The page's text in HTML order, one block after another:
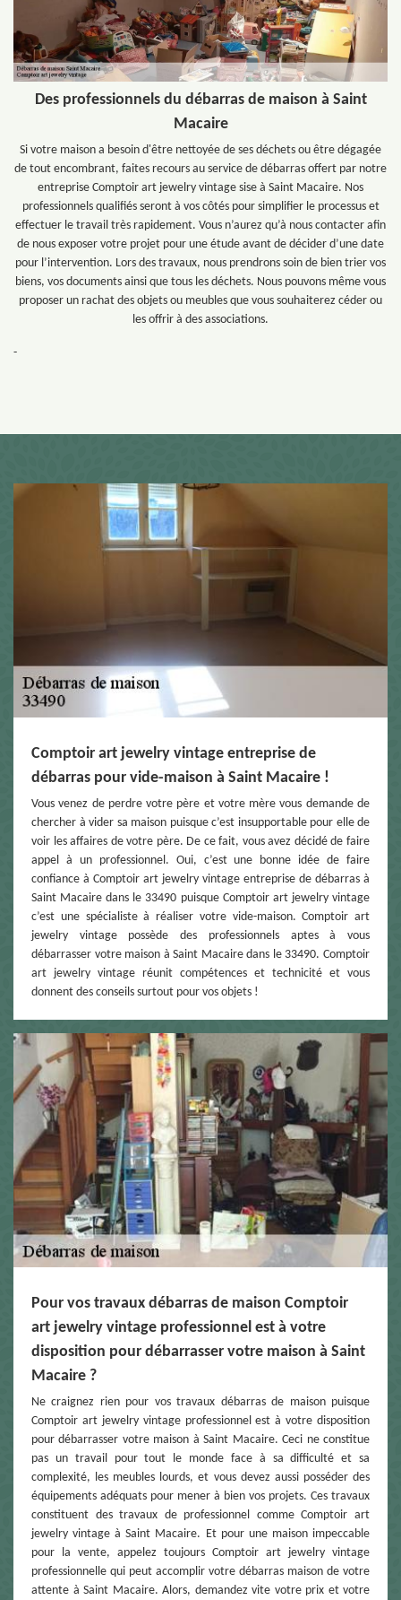
Des professionnels du débarras de maison à Saint
Macaire
Si votre maison a besoin d'être nettoyée de ses déchets ou être dégagée
de tout encombrant, faites recours au service de débarras offert par notre
entreprise Comptoir art jewelry vintage sise à Saint Macaire. Nos
professionnels qualifiés seront à vos côtés pour simplifier le processus et
effectuer le travail très rapidement. Vous n’aurez qu’à nous contacter afin
de nous exposer votre projet pour une étude avant de décider d’une date
pour l’intervention. Lors des travaux, nous prendrons soin de bien trier vos
biens, vos documents ainsi que tous les déchets. Nous pouvons même vous
proposer un rachat des objets ou meubles que vous souhaiterez céder ou
les offrir à des associations.
-
Comptoir art jewelry vintage entreprise de
débarras pour vide-maison à Saint Macaire !
Vous venez de perdre votre père et votre mère vous demande de
chercher à vider sa maison puisque c’est insupportable pour elle de
voir les affaires de votre père. De ce fait, vous avez décidé de faire
appel à un professionnel. Oui, c’est une bonne idée de faire
confiance à Comptoir art jewelry vintage entreprise de débarras à
Saint Macaire dans le 33490 puisque Comptoir art jewelry vintage
c’est une spécialiste à réaliser votre vide-maison. Comptoir art
jewelry vintage possède des professionnels aptes à vous
débarrasser votre maison à Saint Macaire dans le 33490. Comptoir
art jewelry vintage réunit compétences et technicité et vous
donnent des conseils surtout pour vos objets !
Pour vos travaux débarras de maison Comptoir
art jewelry vintage professionnel est à votre
disposition pour débarrasser votre maison à Saint
Macaire ?
Ne craignez rien pour vos travaux débarras de maison puisque
Comptoir art jewelry vintage professionnel est à votre disposition
pour débarrasser votre maison à Saint Macaire. Ceci ne constitue
pas un travail pour tout le monde face à sa difficulté et sa
complexité, les meubles lourds, et vous devez aussi posséder des
équipements adéquats pour mener à bien vos projets. Ces travaux
constituent des travaux de professionnel comme Comptoir art
jewelry vintage à Saint Macaire. Et pour une maison impeccable
pour la vente, appelez toujours Comptoir art jewelry vintage
professionnelle qui peut accomplir votre débarras maison de votre
attente à Saint Macaire. Alors, demandez vite votre prix et votre